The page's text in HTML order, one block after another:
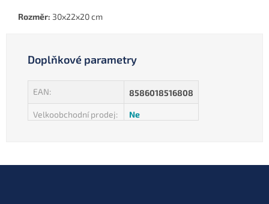
Rozměr: 30x22x20 cm
Doplňkové parametry
EAN: 8586018516808
Velkoobchodní prodej: Ne